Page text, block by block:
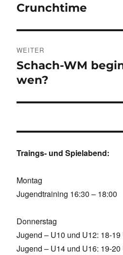
Vorheriger
Crunchtime
WEITER
Nächster
Beitrag:
Schach-WM
wen?
Traings- und Spielabend:
Montag
Jugendtraining 16:30 – 18:00
Donnerstag
Jugend – U10 und U12: 18-19
Jugend – U14 und U16: 19-20